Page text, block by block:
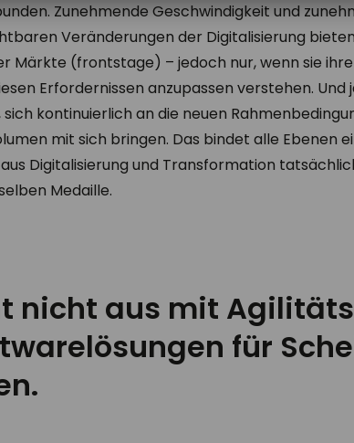
Zunehmende Geschwindigkeit und
Veränderungen der Digitalisierung
Märkte (frontstage) – jedoch nur, wenn sie
Erfordernissen anzupassen verstehen. Und
kontinuierlich an die neuen
mit sich bringen. Das bindet alle Ebenen
Digitalisierung und Transformation
Medaille.
nicht aus mit
für